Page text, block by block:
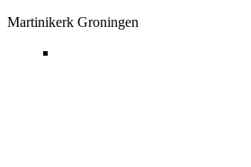
Ga
Menu
Sluiten
Martinikerk Groningen